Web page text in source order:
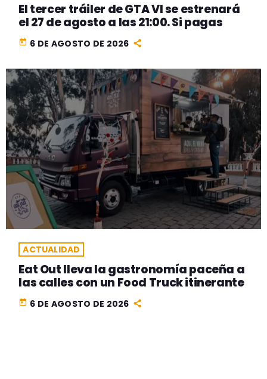
El tercer tráiler de GTA VI se estrenará
el 27 de agosto a las 21:00. Si pagas
today 6 DE AGOSTO DE 2026
ACTUALIDAD
Eat Out lleva la gastronomía paceña a
las calles con un Food Truck itinerante
today 6 DE AGOSTO DE 2026